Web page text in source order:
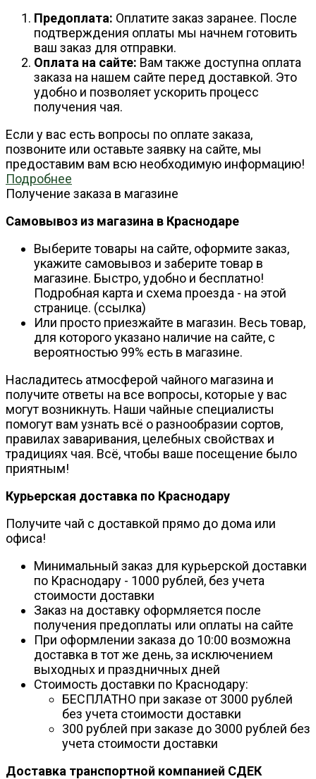
Предоплата: Оплатите заказ заранее. После
подтверждения оплаты мы начнем готовить
ваш заказ для отправки.
Оплата на сайте: Вам также доступна оплата
заказа на нашем сайте перед доставкой. Это
удобно и позволяет ускорить процесс
получения чая.
Если у вас есть вопросы по оплате заказа,
позвоните или оставьте заявку на сайте, мы
предоставим вам всю необходимую информацию!
Подробнее
Получение заказа в магазине
Самовывоз из магазина в Краснодаре
Выберите товары на сайте, оформите заказ,
укажите самовывоз и заберите товар в
магазине. Быстро, удобно и бесплатно!
Подробная карта и схема проезда - на этой
странице. (ссылка)
Или просто приезжайте в магазин. Весь товар,
для которого указано наличие на сайте, с
вероятностью 99% есть в магазине.
Насладитесь атмосферой чайного магазина и
получите ответы на все вопросы, которые у вас
могут возникнуть. Наши чайные специалисты
помогут вам узнать всё о разнообразии сортов,
правилах заваривания, целебных свойствах и
традициях чая. Всё, чтобы ваше посещение было
приятным!
Курьерская доставка по Краснодару
Получите чай с доставкой прямо до дома или
офиса!
Минимальный заказ для курьерской доставки
по Краснодару - 1000 рублей, без учета
стоимости доставки
Заказ на доставку оформляется после
получения предоплаты или оплаты на сайте
При оформлении заказа до 10:00 возможна
доставка в тот же день, за исключением
выходных и праздничных дней
Стоимость доставки по Краснодару:
БЕСПЛАТНО при заказе от 3000 рублей
без учета стоимости доставки
300 рублей при заказе до 3000 рублей без
учета стоимости доставки
Доставка транспортной компанией СДЕК